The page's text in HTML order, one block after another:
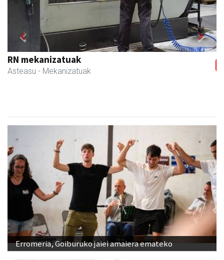
Erniobea BHI
Amasa-Villabona - Hezkuntza
Previous Next
Erromeria, Goiburuko jaiei amaiera emateko